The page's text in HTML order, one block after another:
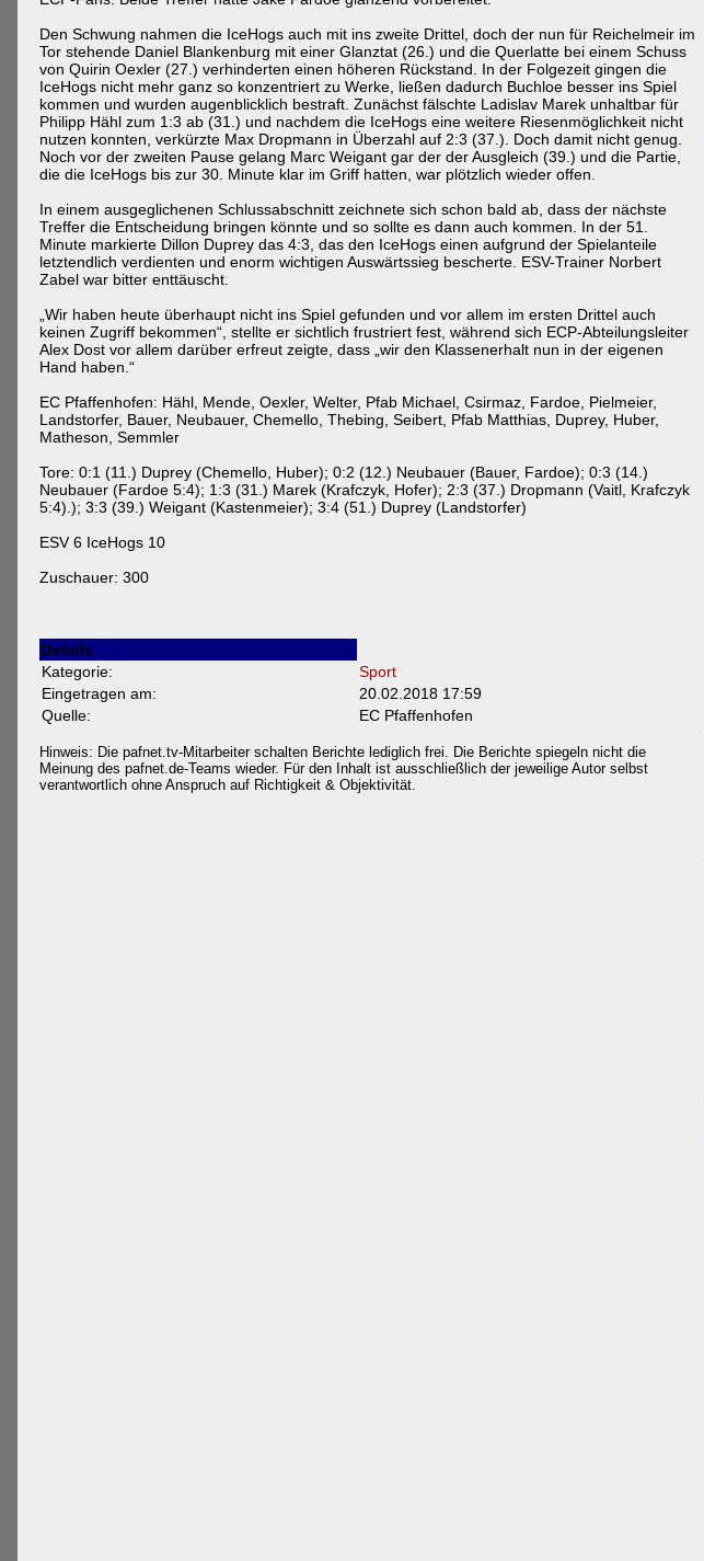
Den Schwung nahmen die IceHogs auch mit ins zweite Drittel, doch der nun für Reichelmeir im
Tor stehende Daniel Blankenburg mit einer Glanztat (26.) und die Querlatte bei einem Schuss
von Quirin Oexler (27.) verhinderten einen höheren Rückstand. In der Folgezeit gingen die
IceHogs nicht mehr ganz so konzentriert zu Werke, ließen dadurch Buchloe besser ins Spiel
kommen und wurden augenblicklich bestraft. Zunächst fälschte Ladislav Marek unhaltbar für
Philipp Hähl zum 1:3 ab (31.) und nachdem die IceHogs eine weitere Riesenmöglichkeit nicht
nutzen konnten, verkürzte Max Dropmann in Überzahl auf 2:3 (37.). Doch damit nicht genug.
Noch vor der zweiten Pause gelang Marc Weigant gar der der Ausgleich (39.) und die Partie,
die die IceHogs bis zur 30. Minute klar im Griff hatten, war plötzlich wieder offen.
In einem ausgeglichenen Schlussabschnitt zeichnete sich schon bald ab, dass der nächste
Treffer die Entscheidung bringen könnte und so sollte es dann auch kommen. In der 51.
Minute markierte Dillon Duprey das 4:3, das den IceHogs einen aufgrund der Spielanteile
letztendlich verdienten und enorm wichtigen Auswärtssieg bescherte. ESV-Trainer Norbert
Zabel war bitter enttäuscht.
„Wir haben heute überhaupt nicht ins Spiel gefunden und vor allem im ersten Drittel auch
keinen Zugriff bekommen“, stellte er sichtlich frustriert fest, während sich ECP-Abteilungsleiter
Alex Dost vor allem darüber erfreut zeigte, dass „wir den Klassenerhalt nun in der eigenen
Hand haben.“
EC Pfaffenhofen: Hähl, Mende, Oexler, Welter, Pfab Michael, Csirmaz, Fardoe, Pielmeier,
Landstorfer, Bauer, Neubauer, Chemello, Thebing, Seibert, Pfab Matthias, Duprey, Huber,
Matheson, Semmler
Tore: 0:1 (11.) Duprey (Chemello, Huber); 0:2 (12.) Neubauer (Bauer, Fardoe); 0:3 (14.)
Neubauer (Fardoe 5:4); 1:3 (31.) Marek (Krafczyk, Hofer); 2:3 (37.) Dropmann (Vaitl, Krafczyk
5:4).); 3:3 (39.) Weigant (Kastenmeier); 3:4 (51.) Duprey (Landstorfer)
ESV 6 IceHogs 10
Zuschauer: 300
Details
Kategorie:
Sport
Eingetragen am:
20.02.2018 17:59
Quelle:
EC Pfaffenhofen
Hinweis: Die pafnet.tv-Mitarbeiter schalten Berichte lediglich frei. Die Berichte spiegeln nicht die
Meinung des pafnet.de-Teams wieder. Für den Inhalt ist ausschließlich der jeweilige Autor selbst
verantwortlich ohne Anspruch auf Richtigkeit & Objektivität.